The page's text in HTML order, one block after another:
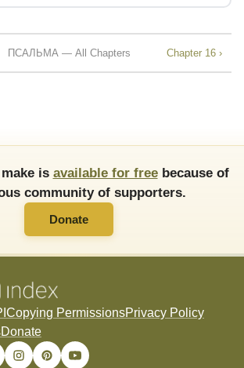
ПСАЛЬМА — All Chapters Chapter 16 ›
is available for freebecause of
community of supporters.
Donate
Copying PermissionsPrivacy Policy
Donate